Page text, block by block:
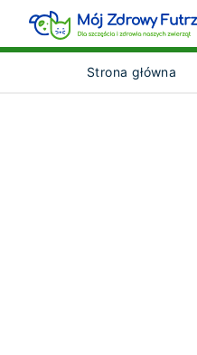
Strona główna